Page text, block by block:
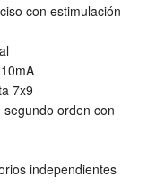
con estimulación
7x9
orden con
independientes